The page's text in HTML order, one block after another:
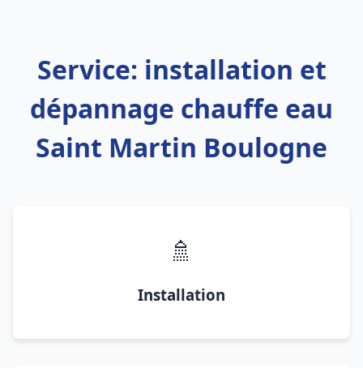
Service: installation et
dépannage chauffe eau
Saint Martin Boulogne
🚿
Installation